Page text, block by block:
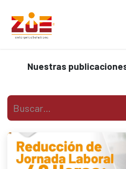
Nuestras